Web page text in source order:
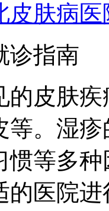
皮肤病医
诊指南
的皮肤
等。湿
惯等多
的医院